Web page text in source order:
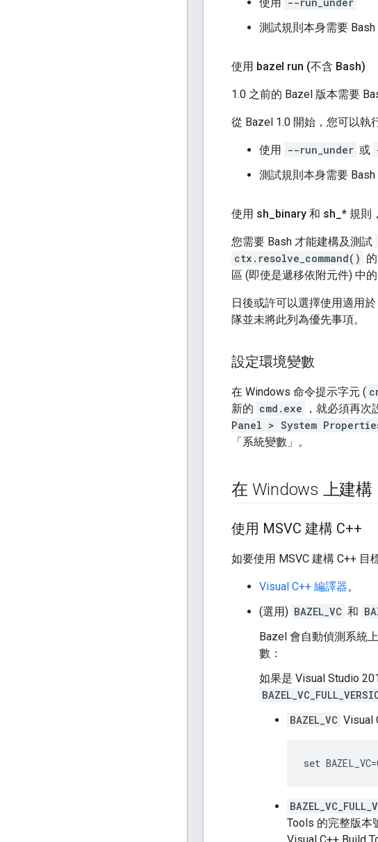
測試規則本身需要
使用 bazel run (不含 Bash)
1.0 之前的 Bazel 版本需要
從 Bazel 1.0 開始，您可以執
使用 --run_under 或
測試規則本身需要
使用 sh binary 和 sh * 規則
您需要 Bash 才能建構及測試
ctx.resolve_command()
區 (即使是遞移依附元件) 中的
日後或許可以選擇使用適用
隊並未將此列為優先事項。
設定環境變數
在 Windows 命令提示字元 (
新的 cmd.exe ，就必須再次
Panel > System
「系統變數」。
在 Windows 上建構
使用 MSVC 建構 C++
如要使用 MSVC 建構 C++ 目
Visual C++ 編譯器。
(選用) BAZEL_VC 和
Bazel 會自動偵測系統
數：
如果是 Visual Studio
BAZEL_VC Visual
Tools 的完整版本